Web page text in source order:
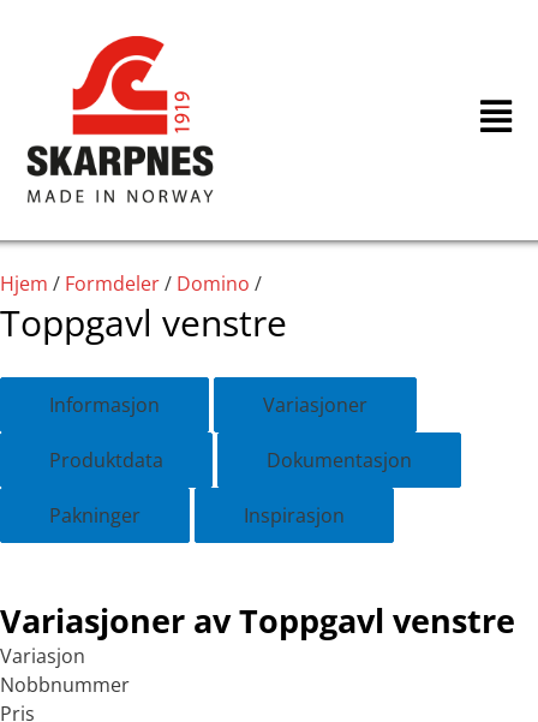
innholdet
Hjem / Formdeler/ Domino /
Toppgavl venstre
Informasjon
Variasjoner
Produktdata
Dokumentasjon
Pakninger
Inspirasjon
Variasjoner av Toppgavl venstre
Variasjon
Nobbnummer
Pris